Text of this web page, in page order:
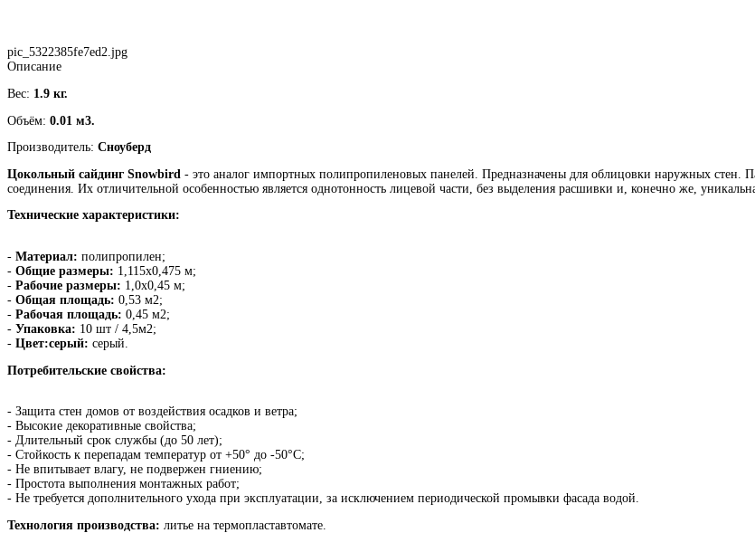
pic_5322385fe7ed2.jpg
Описание
Вес: 1.9 кг.
Объём: 0.01 м3.
Производитель: Сноуберд
Цокольный сайдинг Snowbird - это аналог импортных полипропиленовых панелей. Предназначены для облицовки наружных стен.
соединения. Их отличительной особенностью является однотонность лицевой части, без выделения расшивки и, конечно же,
Технические характеристики:
- Материал: полипропилен;
- Общие размеры: 1,115х0,475 м;
- Рабочие размеры: 1,0х0,45 м;
- Общая площадь: 0,53 м2;
- Рабочая площадь: 0,45 м2;
- Упаковка: 10 шт / 4,5м2;
- Цвет:серый: серый.
Потребительские свойства:
- Защита стен домов от воздействия осадков и ветра;
- Высокие декоративные свойства;
- Длительный срок службы (до 50 лет);
- Стойкость к перепадам температур от +50° до -50°C;
- Не впитывает влагу, не подвержен гниению;
- Простота выполнения монтажных работ;
- Не требуется дополнительного ухода при эксплуатации, за исключением периодической промывки фасада водой.
Технология производства: литье на термопластавтомате.